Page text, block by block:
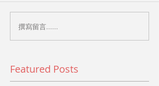
撰寫留言......
Featured Posts